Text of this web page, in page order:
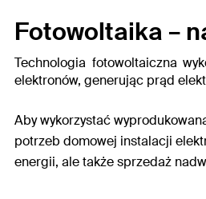
Fotowoltaika –
Technologia fotowoltaiczna
elektronów, generując prąd
Aby wykorzystać
potrzeb domowej instalacji
energii, ale także sprzedaż